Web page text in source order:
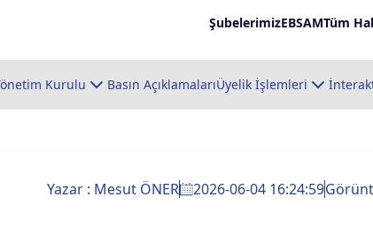
ŞubelerimizEBSAMTüm
Kurulu Basın AçıklamalarıÜyelik İşlemleri
Yazar : Mesut ÖNER 2026-06-04 16:24:59